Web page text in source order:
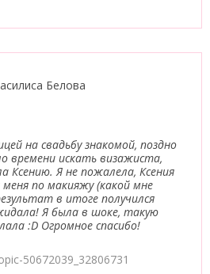
на свадьбу знакомой, поздно
времени искать визажиста,
Ксению. Я не пожалела, Ксения
по макияжу (какой мне
в итоге получился
Я была в шоке, такую
:D Огромное спасибо!
50672039_32806731